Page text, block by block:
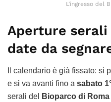
L’ingresso del
Aperture serali
date da
Il calendario è già fissato: si
e si va avanti fino a sabato
serali del
Bioparco di Roma